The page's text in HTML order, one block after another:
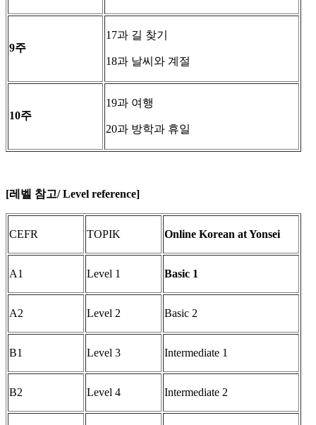
9주
17과 길 찾기
18과 날씨와 계절
10주
19과 여행
20과 방학과 휴일
[레벨 참고/ Level reference]
CEFR TOPIK Online Korean at Yonsei
A1 Level 1 Basic 1
A2 Level 2 Basic 2
B1 Level 3 Intermediate 1
B2 Level 4 Intermediate 2